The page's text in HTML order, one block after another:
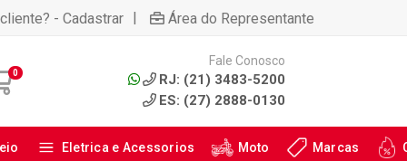
- Cadastrar | Área do Representante
0
Fale Conosco
RJ: (21) 3483-5200
ES: (27) 2888-0130
Eletrica e Acessorios Moto Marcas